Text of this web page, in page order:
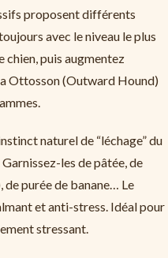
proposent différents
avec le niveau le plus
chien, puis augmentez
Ottosson (Outward Hound)
naturel de “léchage” du
les de pâtée, de
de purée de banane… Le
et anti-stress. Idéal pour
stressant.